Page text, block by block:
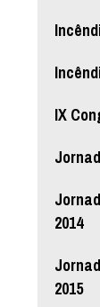
IX
2014
2015